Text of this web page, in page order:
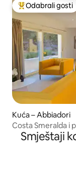
Među najviše
Odabrali gosti
Kuća – Abbiadori
Costa Smeralda i
Smještaji